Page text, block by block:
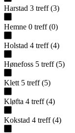
Harstad 3 treff (3)
Hemne 0 treff (0)
Holstad 4 treff (4)
Hønefoss 5 treff (5)
Klett 5 treff (5)
Kløfta 4 treff (4)
Kokstad 4 treff (4)